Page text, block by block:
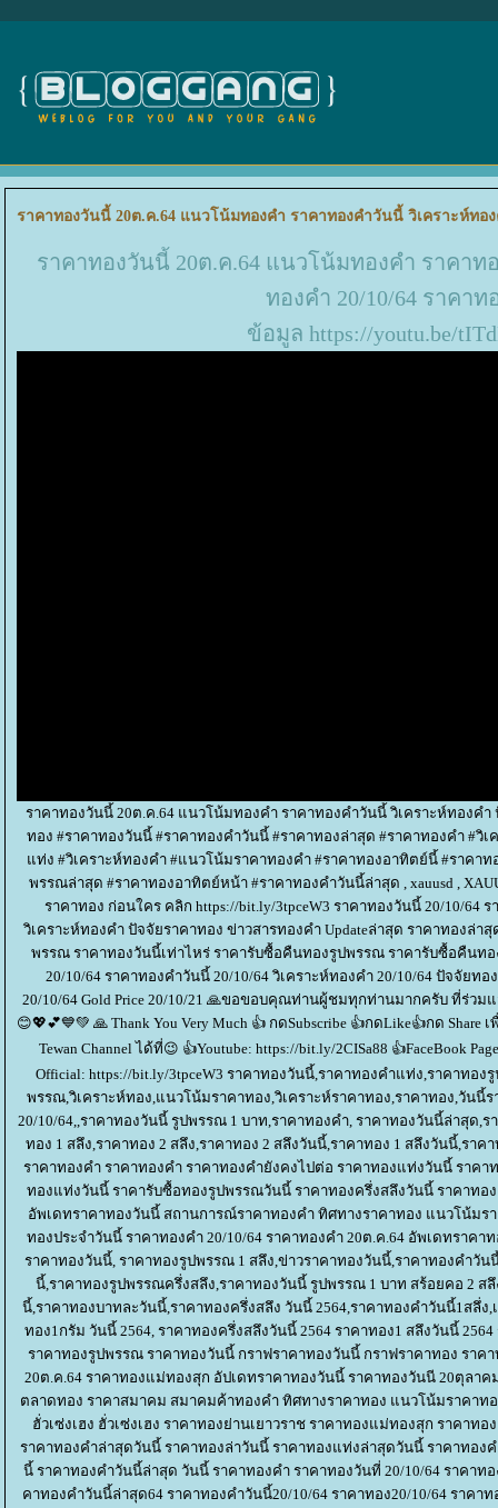
ราคาทองวันนี้ 20ต.ค.64 แนวโน้มทองคำ ราคาทองคำวันนี้ วิเคราะห์ทอง
ราคาทองวันนี้ 20ต.ค.64 แนวโน้มทองคำ ราคา
ทองคำ 20/10/64 ราคาท
ข้อมูล https://youtu.be/
ราคาทองวันนี้ 20ต.ค.64 แนวโน้มทองคำ ราคาทองคำวันนี้ วิเคราะห์ทองคำ
ทอง #ราคาทองวันนี้ #ราคาทองคำวันนี้ #ราคาทองล่าสุด #ราคาทองคำ #วิ
ท่ง #วิเคราะห์ทองคำ #แนวโน้มราคาทองคำ #ราคาทองอาทิตย์นี้ #ราคา
พรรณล่าสุด #ราคาทองอาทิตย์หน้า #ราคาทองคําวันนี้ล่าสุด , xauusd ,
ราคาทอง ก่อนใคร คลิก https://bit.ly/3tpceW3 ราคาทองวันนี้ 20/10/64
วิเคราะห์ทองคำ ปัจจัยราคาทอง ข่าวสารทองคำ Updateล่าสุด ราคาทองล่
พรรณ ราคาทองวันนี้เท่าไหร่ ราคารับซื้อคืนทองรูปพรรณ ราคารับซื้อคืนท
20/10/64 ราคาทองคำวันนี้ 20/10/64 วิเคราะห์ทองคำ 20/10/64 ปัจจัยท
20/10/64 Gold Price 20/10/21 🙏ขอขอบคุณท่านผู้ชมทุกท่านมากครับ ที่ร่ว
😊💖💕💙💚 🙏 Thank You Very Much 👍 กดSubscribe 👍กดLike👍กด
Tewan Channel ได้ที่😉 👍Youtube: https://bit.ly/2CISa88 👍FaceBook
Official: https://bit.ly/3tpceW3 ราคาทองวันนี้,ราคาทองคำแท่ง,ราคาทอ
พรรณ,วิเคราะห์ทอง,แนวโน้มราคาทอง,วิเคราะห์ราคาทอง,ราคาทอง,วันนี้
20/10/64,,ราคาทองวันนี้ รูปพรรณ 1 บาท,ราคาทองคํา, ราคาทองวันนี้ล่าสุด,
ทอง 1 สลึง,ราคาทอง 2 สลึง,ราคาทอง 2 สลึงวันนี้,ราคาทอง 1 สลึงวันนี้,ราค
ราคาทองคำ ราคาทองคำ ราคาทองคำยังคงไปต่อ ราคาทองแท่งวันนี้ ราค
ทองแท่งวันนี้ ราคารับซื้อทองรูปพรรณวันนี้ ราคาทองครึ่งสลึงวันนี้ ราคาทอ
อัพเดทราคาทองวันนี้ สถานการณ์ราคาทองคำ ทิศทางราคาทอง แนวโน้มร
ทองประจำวันนี้ ราคาทองคำ 20/10/64 ราคาทองคำ 20ต.ค.64 อัพเดทราค
ราคาทองวันนี้, ราคาทองรูปพรรณ 1 สลึง,ข่าวราคาทองวันนี้,ราคาทองคําวั
นี้,ราคาทองรูปพรรณครึ่งสลึง,ราคาทองวันนี้ รูปพรรณ 1 บาท สร้อยคอ 2 ส
นี้,ราคาทองบาทละวันนี้,ราคาทองครึ่งสลึง วันนี้ 2564,ราคาทองคําวันนี้1สลึ่ง
ทอง1กรัม วันนี้ 2564, ราคาทองครึ่งสลึงวันนี้ 2564 ราคาทอง1 สลึงวันนี้
ราคาทองรูปพรรณ ราคาทองวันนี้ กราฟราคาทองวันนี้ กราฟราคาทอง ราค
20ต.ค.64 ราคาทองแม่ทองสุก อัปเดทราคาทองวันนี้ ราคาทองวันนี 20ตุลา
ตลาดทอง ราคาสมาคม สมาคมค้าทองคำ ทิศทางราคาทอง แนวโน้มราคาท
ฮั่วเซ่งเฮง ฮั่วเซ่งเฮง ราคาทองย่านเยาวราช ราคาทองแม่ทองสุก ราคา
ราคาทองคำล่าสุดวันนี้ ราคาทองล่าวันนี้ ราคาทองแท่งล่าสุดวันนี้ ราคาทอ
นี้ ราคาทองคําวันนี้ล่าสุด วันนี้ ราคาทองคํา ราคาทองวันที่ 20/10/64 ราคา
คาทองคําวันนี้ล่าสุด64 ราคาทองคําวันนี้20/10/64 ราคาทอง20/10/64 ราค